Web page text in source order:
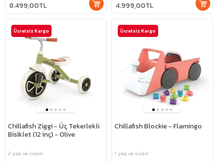
8.499,00TL 4.999,00TL
Chillafish Ziggi - Üç Tekerlekli
Bisiklet (12 inç) - Olive
2 yaş ve üzeri
Ücretsiz Kargo
Chillafish Blockie - Flamingo
1 yaş ve üzeri
Ücretsiz Kargo